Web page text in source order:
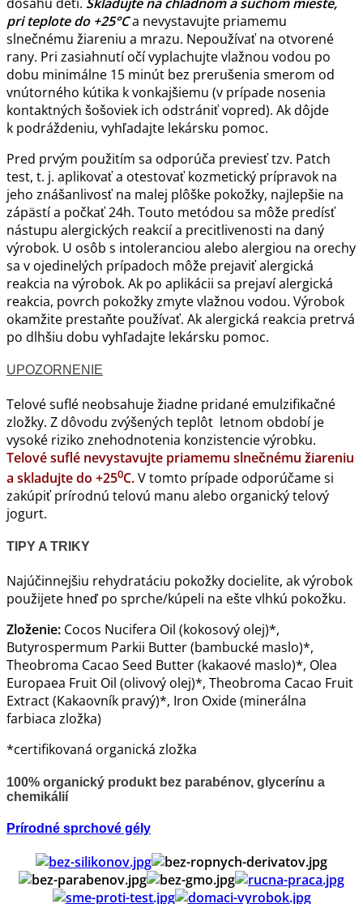
pri teplote do +25°Ca nevystavujte priamemu
slnečnému žiareniu a mrazu. Nepoužívať na otvorené
rany. Pri zasiahnutí očí vyplachujte vlažnou vodou po
dobu minimálne 15 minút bez prerušenia smerom od
vnútorného kútika k vonkajšiemu (v prípade nosenia
kontaktných šošoviek ich odstrániť vopred). Ak dôjde
k podráždeniu, vyhľadajte lekársku pomoc.
Pred prvým použitím sa odporúča previesť tzv. Patch
test, t. j. aplikovať a otestovať kozmetický prípravok na
jeho znášanlivosť na malej plôške pokožky, najlepšie na
zápästí a počkať 24h. Touto metódou sa môže predísť
nástupu alergických reakcií a precitlivenosti na daný
výrobok. U osôb s intoleranciou alebo alergiou na orechy
sa v ojedinelých prípadoch môže prejaviť alergická
reakcia na výrobok. Ak po aplikácii sa prejaví alergická
reakcia, povrch pokožky zmyte vlažnou vodou. Výrobok
okamžite prestaňte používať. Ak alergická reakcia pretrvá
po dlhšiu dobu vyhľadajte lekársku pomoc.
UPOZORNENIE
Telové suflé neobsahuje žiadne pridané emulzifikačné
zložky. Z dôvodu zvýšených teplôt letnom období je
vysoké riziko znehodnotenia konzistencie výrobku.
Telové suflé nevystavujte priamemu slnečnému žiareniu
a skladujte do +250C.V tomto prípade odporúčame si
zakúpiť prírodnú telovú manu alebo organický telový
jogurt.
TIPY A TRIKY
Najúčinnejšiu rehydratáciu pokožky docielite, ak výrobok
použijete hneď po sprche/kúpeli na ešte vlhkú pokožku.
Zloženie: Cocos Nucifera Oil (kokosový olej)*,
Butyrospermum Parkii Butter (bambucké maslo)*,
Theobroma Cacao Seed Butter (kakaové maslo)*, Olea
Europaea Fruit Oil (olivový olej)*, Theobroma Cacao Fruit
Extract (Kakaovník pravý)*, Iron Oxide (minerálna
farbiaca zložka)
*certifikovaná organická zložka
100% organický produkt bez parabénov, glycerínu a
chemikálií
Prírodné sprchové gély